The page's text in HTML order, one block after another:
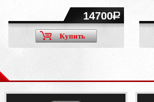
14700
Купить